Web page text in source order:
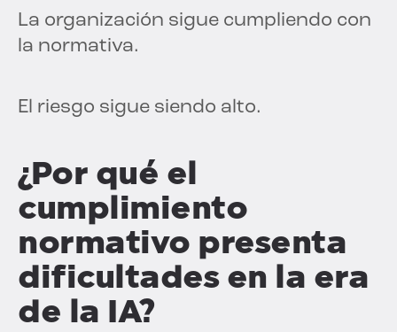
La organización sigue cumpliendo con
la normativa.
El riesgo sigue siendo alto.
¿Por qué el
cumplimiento
normativo presenta
dificultades en la era
de la IA?